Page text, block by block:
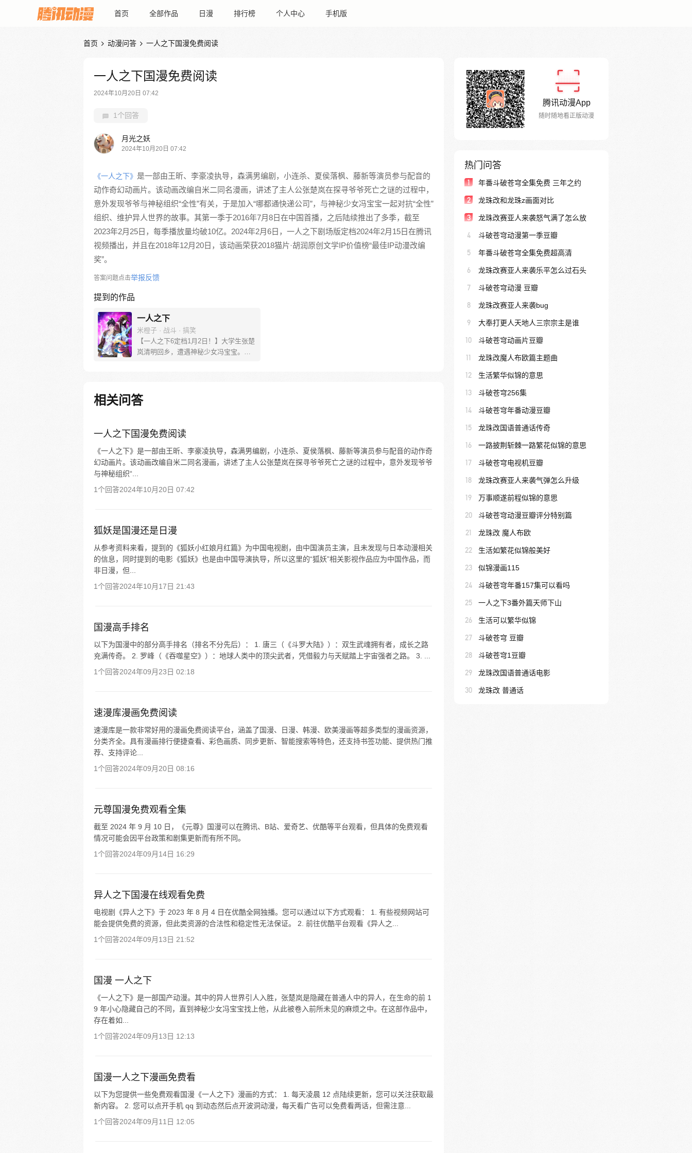
首页 全部作品 日漫 排行榜 个人中心 手机版
首页  动漫问答  一人之下国漫免费阅读
一人之下国漫免费阅读
2024年10月20日 07:42
1个回答
月光之妖
2024年10月20日 07:42
《一人之下》 是一部由王昕、李豪凌执导，森满男编剧，小连杀、夏侯落枫、藤新等演员参与配音的
动作奇幻动画片。该动画改编自米二同名漫画，讲述了主人公张楚岚在探寻爷爷死亡之谜的过程中，
意外发现爷爷与神秘组织“全性”有关，于是加入“哪都通快递公司”，与神秘少女冯宝宝一起对抗“全性”
组织、维护异人世界的故事。其第一季于2016年7月8日在中国首播，之后陆续推出了多季，截至
2023年2月25日，每季播放量均破10亿。2024年2月6日，一人之下剧场版定档2024年2月15日在腾讯
视频播出，并且在2018年12月20日，该动画荣获2018猫片·胡润原创文学IP价值榜“最佳IP动漫改编
奖”。
答案问题点击举报反馈
提到的作品
一人之下
米橙子 · 战斗 · 搞笑
【一人之下6定档1月2日！】大学生张楚
岚清明回乡，遭遇神秘少女冯宝宝。素
己与爷爷身上的秘密，张楚岚的生活被
彻底颠覆，与冯宝宝一同踏上“异人”之
相关问答
一人之下国漫免费阅读
《一人之下》是一部由王昕、李豪凌执导，森满男编剧，小连杀、夏侯落枫、藤新等演员参与配音的动作奇
幻动画片。该动画改编自米二同名漫画，讲述了主人公张楚岚在探寻爷爷死亡之谜的过程中，意外发现爷爷
与神秘组织“...
1个回答2024年10月20日 07:42
狐妖是国漫还是日漫
从参考资料来看，提到的《狐妖小红娘月红篇》为中国电视剧，由中国演员主演，且未发现与日本动漫相关
的信息，同时提到的电影《狐妖》也是由中国导演执导，所以这里的“狐妖”相关影视作品应为中国作品，而
非日漫，但...
1个回答2024年10月17日 21:43
国漫高手排名
以下为国漫中的部分高手排名（排名不分先后）： 1. 唐三（《斗罗大陆》）：双生武魂拥有者，成长之路
充满传奇。 2. 罗峰（《吞噬星空》）：地球人类中的顶尖武者，凭借毅力与天赋踏上宇宙强者之路。 3. ...
1个回答2024年09月23日 02:18
速漫库漫画免费阅读
速漫库是一款非常好用的漫画免费阅读平台，涵盖了国漫、日漫、韩漫、欧美漫画等超多类型的漫画资源，
分类齐全。具有漫画排行便捷查看、彩色画质、同步更新、智能搜索等特色，还支持书签功能、提供热门推
荐、支持评论...
1个回答2024年09月20日 08:16
元尊国漫免费观看全集
截至 2024 年 9 月 10 日，《元尊》国漫可以在腾讯、B站、爱奇艺、优酷等平台观看，但具体的免费观看
情况可能会因平台政策和剧集更新而有所不同。
1个回答2024年09月14日 16:29
异人之下国漫在线观看免费
电视剧《异人之下》于 2023 年 8 月 4 日在优酷全网独播。您可以通过以下方式观看： 1. 有些视频网站可
能会提供免费的资源，但此类资源的合法性和稳定性无法保证。 2. 前往优酷平台观看《异人之...
1个回答2024年09月13日 21:52
国漫 一人之下
《一人之下》是一部国产动漫。其中的异人世界引人入胜，张楚岚是隐藏在普通人中的异人，在生命的前 1
9 年小心隐藏自己的不同，直到神秘少女冯宝宝找上他，从此被卷入前所未见的麻烦之中。在这部作品中，
存在着如...
1个回答2024年09月13日 12:13
国漫一人之下漫画免费看
以下为您提供一些免费观看国漫《一人之下》漫画的方式： 1. 每天凌晨 12 点陆续更新，您可以关注获取最
新内容。 2. 您可以点开手机 qq 到动态然后点开波洞动漫，每天看广告可以免费看两话，但需注意...
1个回答2024年09月11日 12:05
腾讯动漫App
随时随地看正版动漫
热门问答
1 年番斗破苍穹全集免费 三年之约
2 龙珠改和龙珠z画面对比
3 龙珠改赛亚人来袭怒气满了怎么放
4 斗破苍穹动漫第一季豆瓣
5 年番斗破苍穹全集免费超高清
6 龙珠改赛亚人来袭乐平怎么过石头
7 斗破苍穹动漫 豆瓣
8 龙珠改赛亚人来袭bug
9 大奉打更人天地人三宗宗主是谁
10 斗破苍穹动画片豆瓣
11 龙珠改魔人布欧篇主题曲
12 生活繁华似锦的意思
13 斗破苍穹256集
14 斗破苍穹年番动漫豆瓣
15 龙珠改国语普通话传奇
16 一路披荆斩棘一路繁花似锦的意思
17 斗破苍穹电视机豆瓣
18 龙珠改赛亚人来袭气弹怎么升级
19 万事顺遂前程似锦的意思
20 斗破苍穹动漫豆瓣评分特别篇
21 龙珠改 魔人布欧
22 生活如繁花似锦般美好
23 似锦漫画115
24 斗破苍穹年番157集可以看吗
25 一人之下3番外篇天师下山
26 生活可以繁华似锦
27 斗破苍穹 豆瓣
28 斗破苍穹1豆瓣
29 龙珠改国语普通话电影
30 龙珠改 普通话